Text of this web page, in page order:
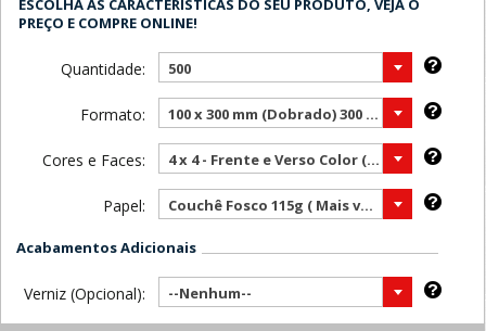
ESCOLHA AS CARACTERISTICAS DO SEU PRODUTO, VEJA O
PREÇO E COMPRE ONLINE!
Quantidade: 500
Formato: 100 x 300 mm (Dobrado) 300 x 300 mm (Aberto) ( Mais vendido )
Cores e Faces: 4 x 4 - Frente e Verso Color ( Mais vendido )
Papel: Couchê Fosco 115g ( Mais vendido )
Acabamentos Adicionais
Verniz (Opcional): --Nenhum--